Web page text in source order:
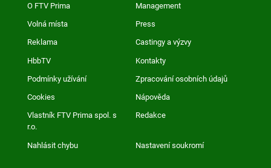
O FTV Prima Management
Volná místa Press
Reklama Castingy a výzvy
HbbTV Kontakty
Podmínky užívání Zpracování osobních údajů
Cookies Nápověda
Vlastník FTV Prima spol. s
r.o.
Redakce
Nahlásit chybu Nastavení soukromí